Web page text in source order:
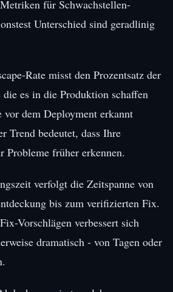
für Schwachstellen-
Unterschied sind geradlinig
Rate misst den Prozentsatz der
es in die Produktion schaffen
vor dem Deployment erkannt
Trend bedeutet, dass Ihre
Probleme früher erkennen.
verfolgt die Zeitspanne von
bis zum verifizierten Fix.
Vorschlägen verbessert sich
dramatisch - von Tagen oder